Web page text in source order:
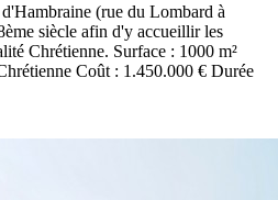
(rue du Lombard à
siècle afin d'y accueillir les
Chrétienne. Surface : 1000 m²
Coût : 1.450.000 € Durée